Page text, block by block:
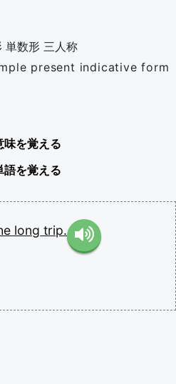
単数形 三人称
present indicative form
味を覚える
語を覚える
long trip.